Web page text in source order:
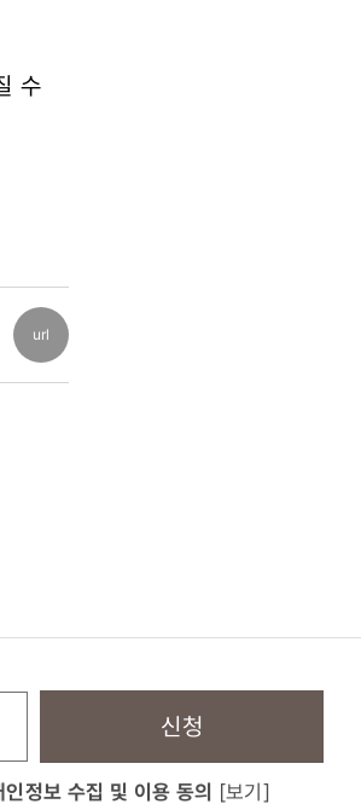
수
url
신청
인정보 수집 및 이용 동의 [보기]